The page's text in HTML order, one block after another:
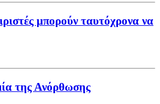
μπορούν ταυτόχρονα να
της Ανόρθωσης